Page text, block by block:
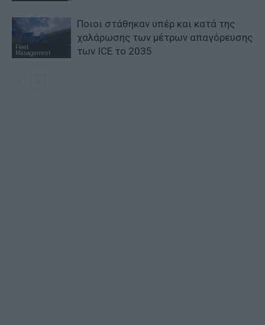
Fleet
Management
Ποιοι στάθηκαν υπέρ και κατά της
χαλάρωσης των μέτρων απαγόρευσης
των ICE το 2035